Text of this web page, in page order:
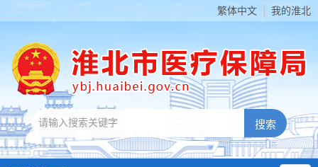
繁体中文 我的淮北